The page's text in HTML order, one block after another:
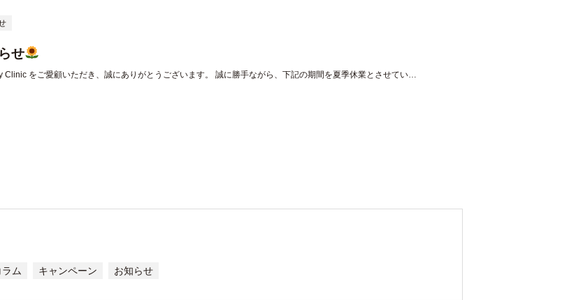
せ
Clinic をご愛顧いただき、誠にありがとうございます。 誠に勝手ながら、下記の期間を夏季休業とさせてい…
ム キャンペーン お知らせ